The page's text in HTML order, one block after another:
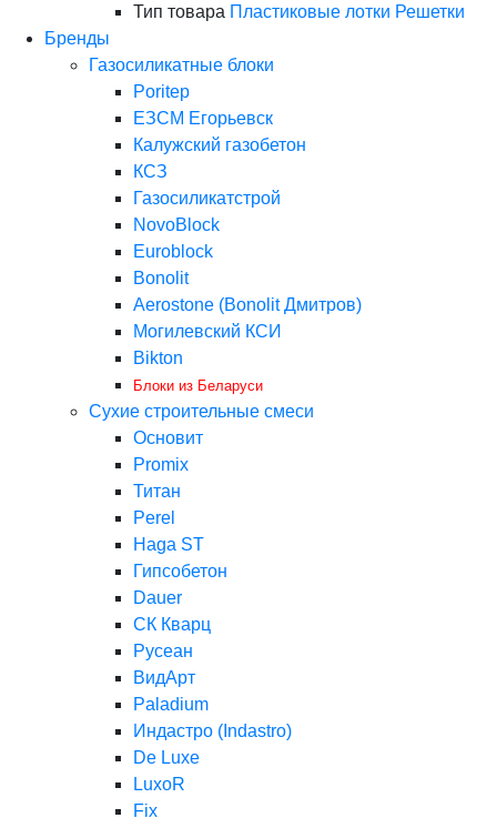
Тип товара Пластиковые лотки Решетки
Бренды
Газосиликатные блоки
Poritep
ЕЗСМ Егорьевск
Калужский газобетон
КСЗ
Газосиликатстрой
NovoBlock
Euroblock
Bonolit
Aerostone (Bonolit Дмитров)
Могилевский КСИ
Bikton
Блоки из Беларуси
Сухие строительные смеси
Основит
Promix
Титан
Perel
Haga ST
Гипсобетон
Dauer
СК Кварц
Русеан
ВидАрт
Paladium
Индастро (Indastro)
De Luxe
LuxoR
Fix